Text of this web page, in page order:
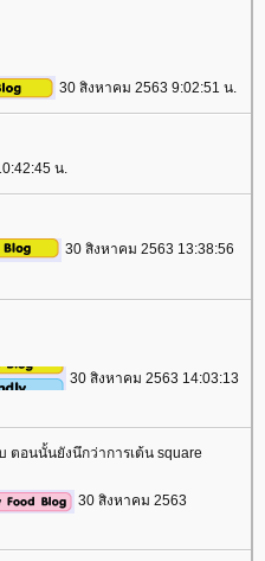
30 สิงหาคม 2563 9:02:51 น.
น.
30 สิงหาคม 2563 13:38:56
30 สิงหาคม 2563 14:03:13
ตอนนั้นยังนึกว่าการเต้น square
30 สิงหาคม 2563